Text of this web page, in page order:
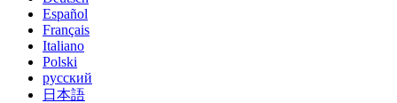
Español
Français
Italiano
Polski
русский
日本語